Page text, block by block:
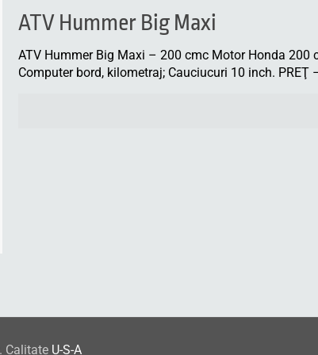
ATV Hummer Big Maxi
ATV Hummer Big Maxi – 200 cmc Motor Honda 200
Computer bord, kilometraj; Cauciucuri 10 inch. PREŢ
Calitate U-S-A